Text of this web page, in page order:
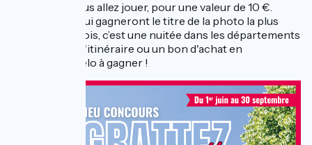
dans lequel vous allez jouer, pour une valeur de 10 €.
Et pour ceux qui gagneront le titre de la photo la plus
originale du mois, c’est une nuitée dans les départements
traversés par l'itinéraire ou un bon d'achat en
équipement vélo à gagner !